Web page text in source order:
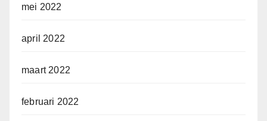
mei 2022
april 2022
maart 2022
februari 2022